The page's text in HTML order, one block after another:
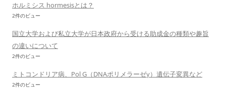
ホルミシス hormesisとは？
2件のビュー
国立大学および私立大学が日本政府から受ける助成金の種類や趣旨
の違いについて
2件のビュー
ミトコンドリア病、Pol G（DNAポリメラーゼγ）遺伝子変異など
2件のビュー